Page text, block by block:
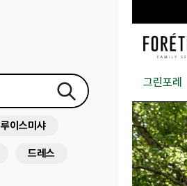
그린포레
루이스미샤
드레스